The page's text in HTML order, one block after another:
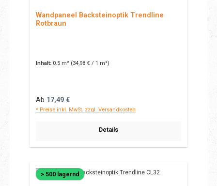
Wandpaneel Backsteinoptik Trendline
Rotbraun
Inhalt: 0.5 m² (34,98 € / 1 m²)
Regulärer Preis:
Ab 17,49 €
* Preise inkl. MwSt. zzgl. Versandkosten
Details
> 500 lagernd